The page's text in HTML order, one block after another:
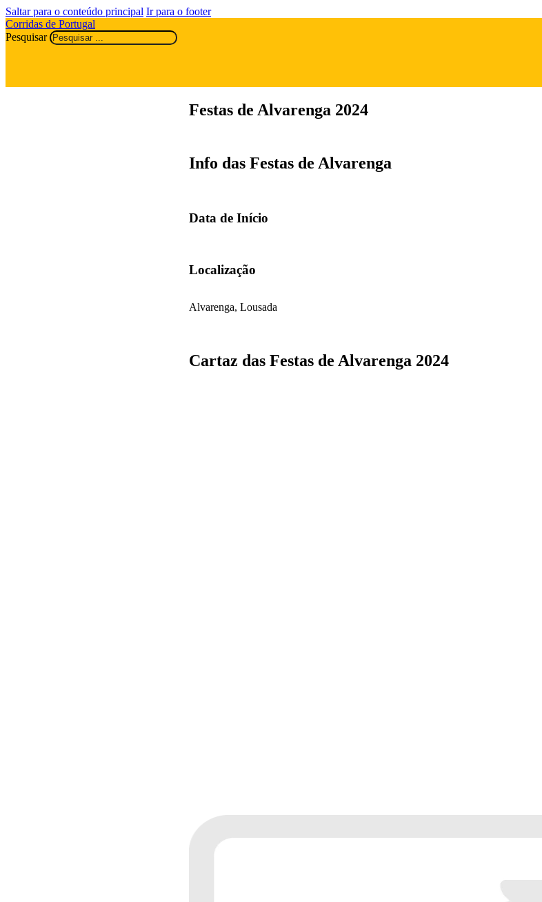
Saltar para o conteúdo principal Ir para o footer
Corridas de Portugal
Pesquisar
Festas de Alvarenga 2024
Info das Festas de Alvarenga
Data de Início
Localização
Alvarenga, Lousada
Cartaz das Festas de Alvarenga 2024